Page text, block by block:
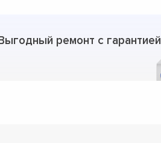
ремонт с гарантией